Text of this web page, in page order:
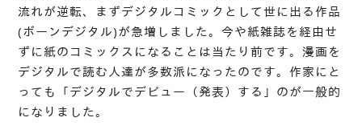
流れが逆転、まずデジタルコミックとして世に出る作品
(ボーンデジタル)が急増しました。今や紙雑誌を経由せ
ずに紙のコミックスになることは当たり前です。漫画を
デジタルで読む人達が多数派になったのです。作家にと
っても「デジタルでデビュー（発表）する」のが一般的
になりました。